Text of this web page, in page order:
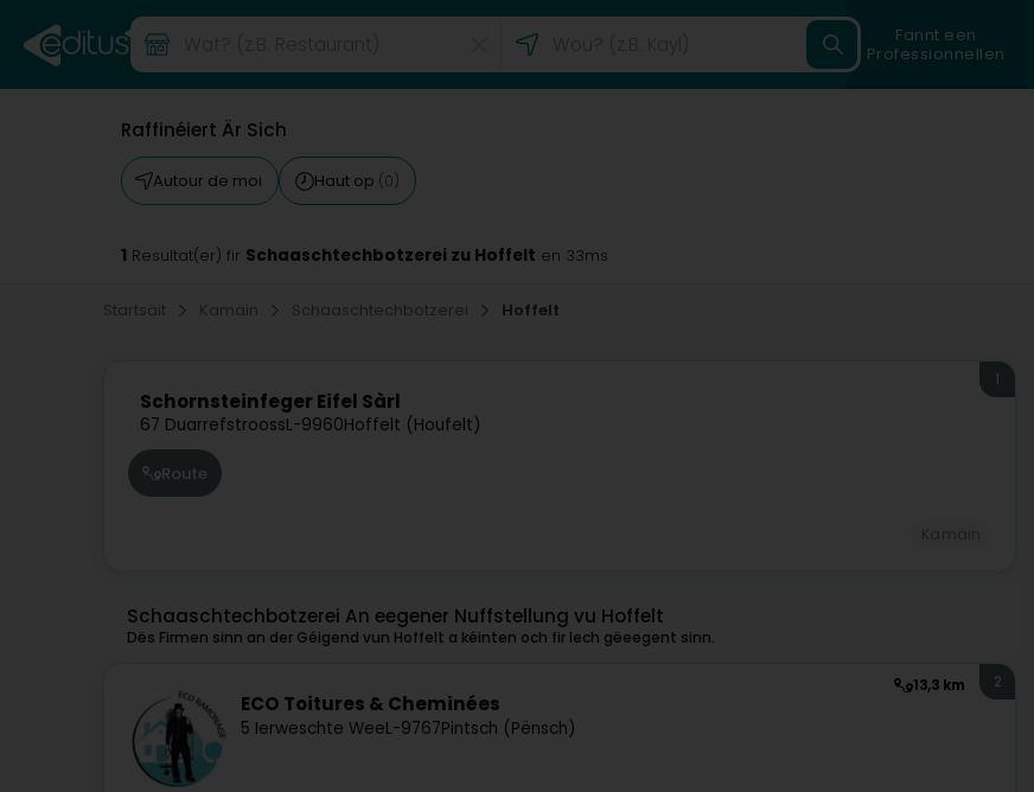
Fannt een
Professionnellen
Raffinéiert Är Sich
Autour de moi Haut op (0)
1 Resultat(er) fir Schaaschtechbotzerei zu Hoffelt en 33ms
Startsäit Kamäin Schaaschtechbotzerei Hoffelt
Schornsteinfeger Eifel Sàrl
67 DuarrefstroossL-9960Hoffelt (Houfelt)
1
Route
Schaaschtechbotzerei An eegener Nuffstellung vu Hoffelt
Dës Firmen sinn an der Géigend vun Hoffelt a kéinten och fir Iech gëeegent sinn.
13,3 km
ECO Toitures & Cheminées
5 Ierweschte WeeL-9767Pintsch (Pënsch)
2